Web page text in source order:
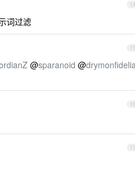
14
词过滤
15
@sparanoid @
16
17